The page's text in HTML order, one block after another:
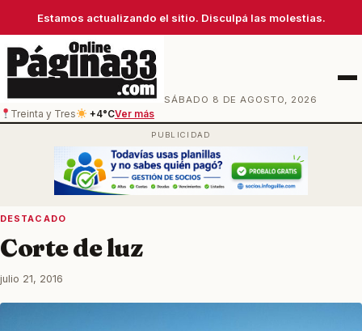
Estamos actualizando el sitio. Disculpá las molestias.
SÁBADO 8 DE AGOSTO, 2026
Treinta y Tres
+4°CVer más
Menú
DESTACADO
Corte de luz
julio 21, 2016